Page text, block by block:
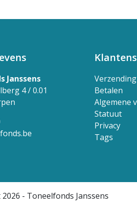
Janssens
4 / 0.01
Betalen
Algemene
Statuut
Privacy
Tags
- Toneelfonds Janssens